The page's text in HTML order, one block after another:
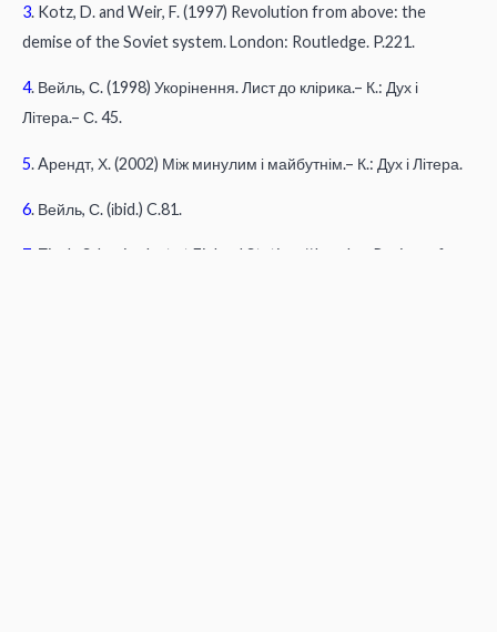
3. Kotz, D. and Weir, F. (1997) Revolution from above: the
demise of the Soviet system. London: Routledge. P.221.
4. Вейль, С. (1998) Укорінення. Лист до клірика.– К.: Дух і
Літера.– С. 45.
5. Aрендт, Х. (2002) Між минулим і майбутнім.– К.: Дух і Літера.
6. Вейль, С. (іbid.) C.81.
7 . Zizek, S. Lenin shot at Finland Station // London Review of